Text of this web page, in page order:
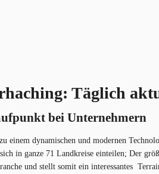
Täglich
bei Unternehme​​rn
einem dynamischen und modernen
in ganze 71 Landkreise einteilen; Der
und stellt somit ein interessantes